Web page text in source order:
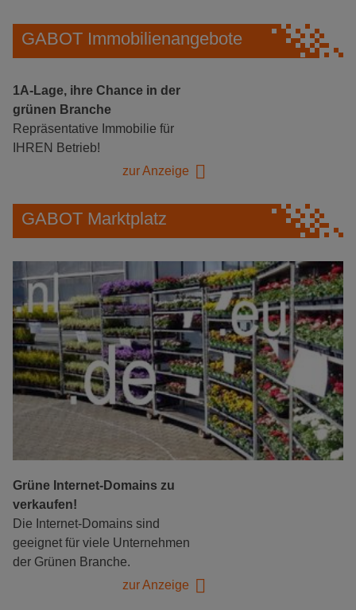
GABOT Immobilienangebote
1A-Lage, ihre Chance in der
grünen Branche
Repräsentative Immobilie für
IHREN Betrieb!
zur Anzeige
GABOT Marktplatz
Grüne Internet-Domains zu
verkaufen!
Die Internet-Domains sind
geeignet für viele Unternehmen
der Grünen Branche.
zur Anzeige